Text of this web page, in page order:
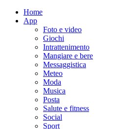
Home
App
Foto e video
Giochi
Intrattenimento
Mangiare e bere
Messaggistica
Meteo
Moda
Musica
Posta
Salute e fitness
Social
Sport